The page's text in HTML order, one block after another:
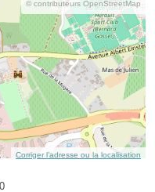
© contributeurs OpenStreetMap
Corriger l’adresse ou la localisation